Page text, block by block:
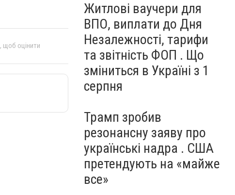
, щоб оцінити
Житлові ваучери для
ВПО, виплати до Дня
Незалежності, тарифи
та звітність ФОП . Що
зміниться в Україні з 1
серпня
Трамп зробив
резонансну заяву про
українські надра . США
претендують на «майже
все»